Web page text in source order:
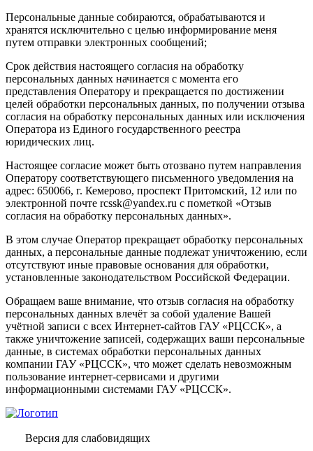
Персональные данные собираются, обрабатываются и
хранятся исключительно с целью информирование меня
путем отправки электронных сообщений;
Срок действия настоящего согласия на обработку
персональных данных начинается с момента его
представления Оператору и прекращается по достижении
целей обработки персональных данных, по получении отзыва
согласия на обработку персональных данных или исключения
Оператора из Единого государственного реестра
юридических лиц.
Настоящее согласие может быть отозвано путем направления
Оператору соответствующего письменного уведомления на
адрес: 650066, г. Кемерово, проспект Притомский, 12 или по
электронной почте rcssk@yandex.ru с пометкой «Отзыв
согласия на обработку персональных данных».
В этом случае Оператор прекращает обработку персональных
данных, а персональные данные подлежат уничтожению, если
отсутствуют иные правовые основания для обработки,
установленные законодательством Российской Федерации.
Обращаем ваше внимание, что отзыв согласия на обработку
персональных данных влечёт за собой удаление Вашей
учётной записи с всех Интернет-сайтов ГАУ «РЦССК», а
также уничтожение записей, содержащих ваши персональные
данные, в системах обработки персональных данных
компании ГАУ «РЦССК», что может сделать невозможным
пользование интернет-сервисами и другими
информационными системами ГАУ «РЦССК».
Версия для слабовидящих